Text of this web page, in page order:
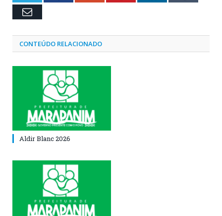
Email
CONTEÚDO RELACIONADO
Aldir Blanc 2026